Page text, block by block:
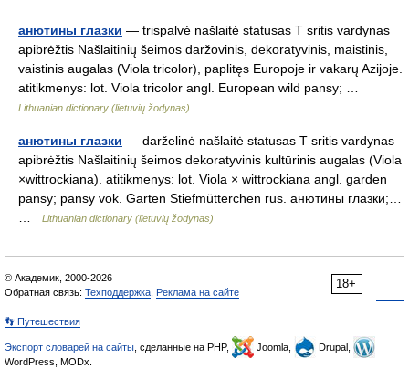
анютины глазки — trispalvė našlaitė statusas T sritis vardynas
apibrėžtis Našlaitinių šeimos daržovinis, dekoratyvinis, maistinis,
vaistinis augalas (Viola tricolor), paplitęs Europoje ir vakarų Azijoje.
atitikmenys: lot. Viola tricolor angl. European wild pansy; …
Lithuanian dictionary (lietuvių žodynas)
анютины глазки — darželinė našlaitė statusas T sritis vardynas
apibrėžtis Našlaitinių šeimos dekoratyvinis kultūrinis augalas (Viola
×wittrockiana). atitikmenys: lot. Viola × wittrockiana angl. garden
pansy; pansy vok. Garten Stiefmütterchen rus. анютины глазки;…
Lithuanian dictionary (lietuvių žodynas)
18+
© Академик, 2000-2026
Обратная связь: Техподдержка Реклама на сайте
👣 Путешествия
Экспорт словарей на сайты , сделанные на PHP, Joomla,
Drupal,
WordPress, MODx.